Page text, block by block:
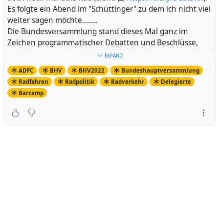
Es folgte ein Abend im "Schüttinger" zu dem ich nicht viel
weiter sagen möchte........
Die Bundesversammlung stand dieses Mal ganz im
Zeichen programmatischer Debatten und Beschlüsse,
Wahlen standen nicht an.
Nach der Keynote von Senatorin Dr. Maike Schäfer stand
der Leitantrag des Bundesvorstandes zur Entscheidung
an. Er fordert mit Nachdruck und kurzfristig eine Revision
des Straßenverkehrsrechts in Deutschland. Die knapp
150 Delegierten votierten einstimmig dafür und üben
EXPAND
ADFC BHV BHV2022
Bundeshauptversammlung
Radfahren
Radpolitik Radverkehr
Delegierte
Barcamp